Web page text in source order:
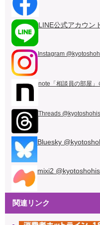
LINE公式アカウン
Instagram
note「相談員の部屋」
Threads
Bluesky
mixi2
関連リンク